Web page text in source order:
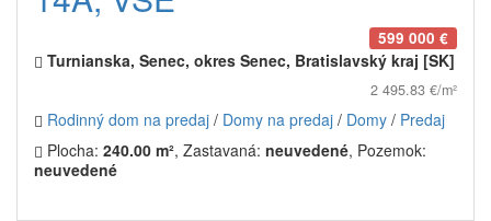
599 000 €
Turnianska, Senec, okres Senec, Bratislavský kraj [SK]
2 495.83 €/m²
Rodinný dom na predaj / Domy na predaj / Domy / Predaj
Plocha: 240.00 m², Zastavaná: neuvedené, Pozemok:
neuvedené